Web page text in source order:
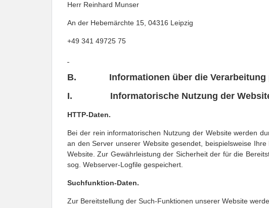
Herr Reinhard Munser
An der Hebemärchte 15, 04316 Leipzig
+49 341 49725 75
B. Informationen über die Verarbeitung
I. Informatorische Nutzung der
HTTP-Daten.
Bei der rein informatorischen Nutzung der Website werden
an den Server unserer Website gesendet, beispielsweise
Website. Zur Gewährleistung der Sicherheit der für die
sog. Webserver-Logfile gespeichert.
Suchfunktion-Daten.
Zur Bereitstellung der Such-Funktionen unserer Website